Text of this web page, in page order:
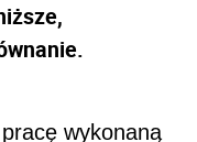
wykonaną